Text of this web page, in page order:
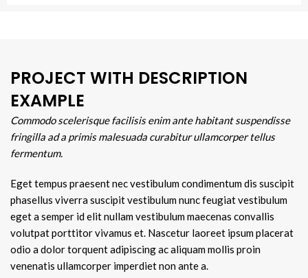
PROJECT WITH DESCRIPTION
EXAMPLE
Commodo scelerisque facilisis enim ante habitant suspendisse
fringilla ad a primis malesuada curabitur ullamcorper tellus
fermentum.
Eget tempus praesent nec vestibulum condimentum dis suscipit
phasellus viverra suscipit vestibulum nunc feugiat vestibulum
eget a semper id elit nullam vestibulum maecenas convallis
volutpat porttitor vivamus et. Nascetur laoreet ipsum placerat
odio a dolor torquent adipiscing ac aliquam mollis proin
venenatis ullamcorper imperdiet non ante a.